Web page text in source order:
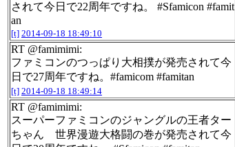
されて今日で22周年ですね。 #Sfamicon #famit
an
[t] 2014-09-18 18:49:10
RT @famimimi:
ファミコンのつっぱり大相撲が発売されて今
日で27周年ですね。#famicom #famitan
[t] 2014-09-18 18:49:14
RT @famimimi:
スーパーファミコンのジャングルの王者ター
ちゃん 世界漫遊大格闘の巻が発売されて今